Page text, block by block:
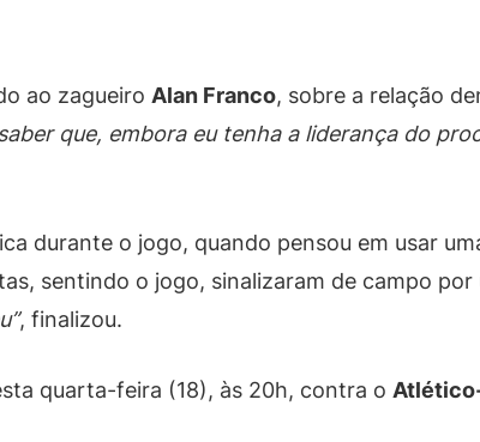
ao zagueiro Alan Franco, sobre a relação
que, embora eu tenha a liderança do
durante o jogo, quando pensou em usar
sentindo o jogo, sinalizaram de campo por
, finalizou.
quarta-feira (18), às 20h, contra o